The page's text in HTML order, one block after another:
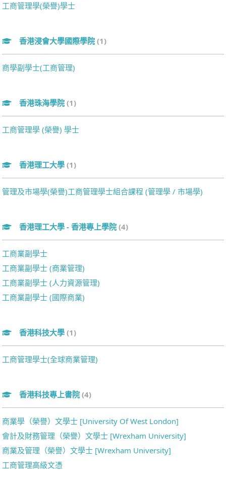
工商管理學(榮譽)學士
香港浸會大學國際學院 (1)
商學副學士(工商管理)
香港珠海學院 (1)
工商管理學 (榮譽) 學士
香港理工大學 (1)
管理及市場學(榮譽)工商管理學士組合課程 (管理學 / 市場學)
香港理工大學 - 香港專上學院 (4)
工商業副學士
工商業副學士 (商業管理)
工商業副學士 (人力資源管理)
工商業副學士 (國際商業)
香港科技大學 (1)
工商管理學士(全球商業管理)
香港科技專上書院 (4)
商業學（榮譽）文學士 [University Of West London]
會計及財務管理（榮譽）文學士 [Wrexham University]
商業及管理（榮譽）文學士 [Wrexham University]
工商管理高級文憑